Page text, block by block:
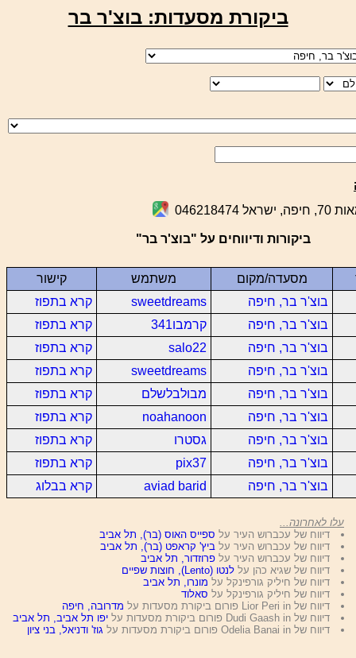
ביקורת מסעדות: בוצ'ר בר
ביקורות ודיווחים על "בוצ'ר בר"
מסעדה/מקום משתמש
קישור
בוצ'ר בר, חיפה
sweetdreams
קרא בתפוז
בוצ'ר בר, חיפה
קרמבו341
קרא בתפוז
בוצ'ר בר, חיפה
salo22
קרא בתפוז
בוצ'ר בר, חיפה
sweetdreams
קרא בתפוז
בוצ'ר בר, חיפה
מבולבלשלם
קרא בתפוז
בוצ'ר בר, חיפה
noahanoon
קרא בתפוז
בוצ'ר בר, חיפה
גסטרו
קרא בתפוז
בוצ'ר בר, חיפה
pix37
קרא בתפוז
בוצ'ר בר, חיפה
aviad barid קרא בבלוג
עלו לאחרונה...
דיווח של עכברוש העיר על ספייס האוס (בר), תל אביב
דיווח של עכברוש העיר על ביץ' קראפט (בר), תל אביב
דיווח של עכברוש העיר עלפרוזדור, תל אביב
דיווח של שגיא כהן עללנטו (Lento), חוצות שפיים
דיווח של חיליק גורפינקל על מונרו, תל אביב
דיווח של חיליק גורפינקל על סאלוד
דיווח של Lior Peri in פורום ביקורת מסעדות על
מדרובה, חיפה
דיווח של Dudi Gaash in פורום ביקורת מסעדות על
יפו תל אביב, תל אביב
דיווח של Odelia Banai in פורום ביקורת מסעדות על
גוז' ודניאל, בני ציון